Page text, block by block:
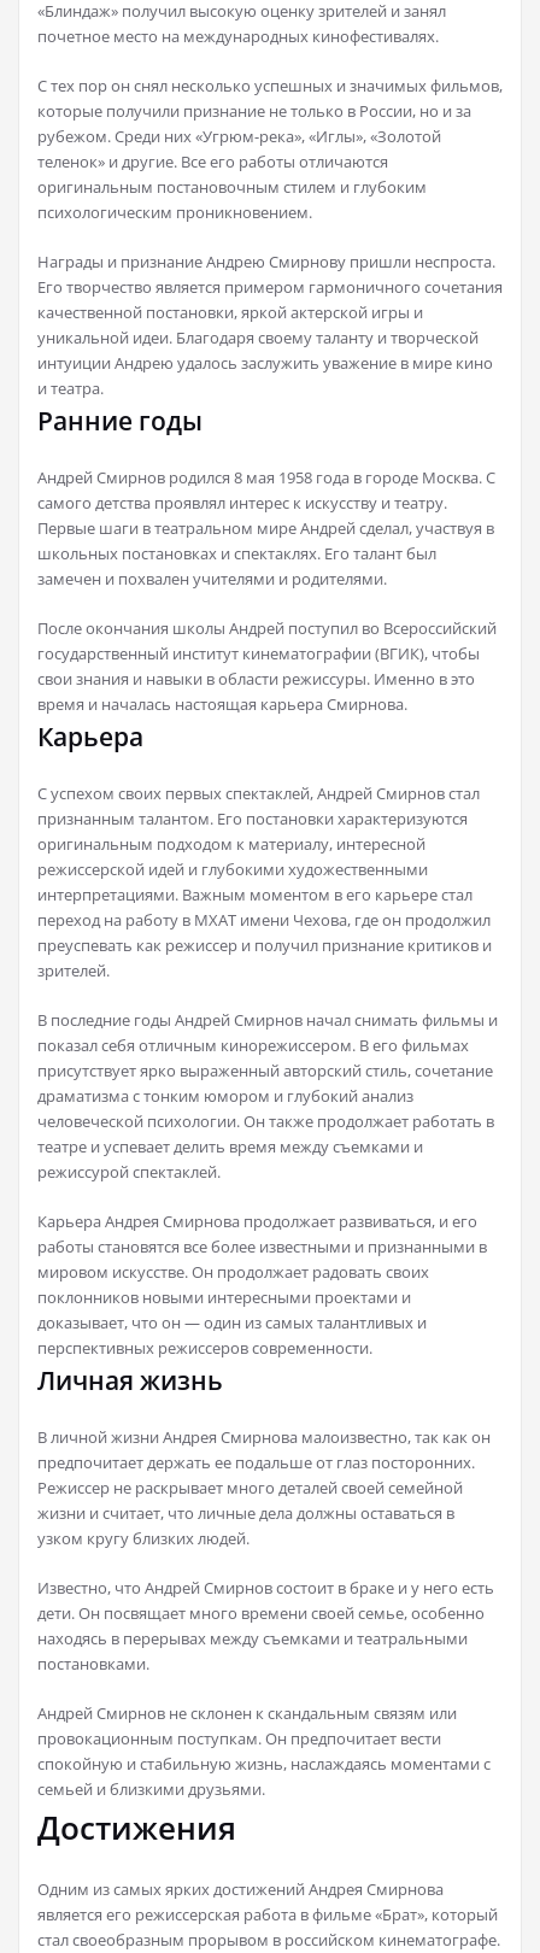
«Блиндаж» получил высокую оценку зрителей и занял
почетное место на международных кинофестивалях.
С тех пор он снял несколько успешных и значимых фильмов,
которые получили признание не только в России, но и за
рубежом. Среди них «Угрюм-река», «Иглы», «Золотой
теленок» и другие. Все его работы отличаются
оригинальным постановочным стилем и глубоким
психологическим проникновением.
Награды и признание Андрею Смирнову пришли неспроста.
Его творчество является примером гармоничного сочетания
качественной постановки, яркой актерской игры и
уникальной идеи. Благодаря своему таланту и творческой
интуиции Андрею удалось заслужить уважение в мире кино
и театра.
Ранние годы
Андрей Смирнов родился 8 мая 1958 года в городе Москва. С
самого детства проявлял интерес к искусству и театру.
Первые шаги в театральном мире Андрей сделал, участвуя в
школьных постановках и спектаклях. Его талант был
замечен и похвален учителями и родителями.
После окончания школы Андрей поступил во Всероссийский
государственный институт кинематографии (ВГИК), чтобы
свои знания и навыки в области режиссуры. Именно в это
время и началась настоящая карьера Смирнова.
Карьера
С успехом своих первых спектаклей, Андрей Смирнов стал
признанным талантом. Его постановки характеризуются
оригинальным подходом к материалу, интересной
режиссерской идей и глубокими художественными
интерпретациями. Важным моментом в его карьере стал
переход на работу в МХАТ имени Чехова, где он продолжил
преуспевать как режиссер и получил признание критиков и
зрителей.
В последние годы Андрей Смирнов начал снимать фильмы и
показал себя отличным кинорежиссером. В его фильмах
присутствует ярко выраженный авторский стиль, сочетание
драматизма с тонким юмором и глубокий анализ
человеческой психологии. Он также продолжает работать в
театре и успевает делить время между съемками и
режиссурой спектаклей.
Карьера Андрея Смирнова продолжает развиваться, и его
работы становятся все более известными и признанными в
мировом искусстве. Он продолжает радовать своих
поклонников новыми интересными проектами и
доказывает, что он — один из самых талантливых и
перспективных режиссеров современности.
Личная жизнь
В личной жизни Андрея Смирнова малоизвестно, так как он
предпочитает держать ее подальше от глаз посторонних.
Режиссер не раскрывает много деталей своей семейной
жизни и считает, что личные дела должны оставаться в
узком кругу близких людей.
Известно, что Андрей Смирнов состоит в браке и у него есть
дети. Он посвящает много времени своей семье, особенно
находясь в перерывах между съемками и театральными
постановками.
Андрей Смирнов не склонен к скандальным связям или
провокационным поступкам. Он предпочитает вести
спокойную и стабильную жизнь, наслаждаясь моментами с
семьей и близкими друзьями.
Достижения
Одним из самых ярких достижений Андрея Смирнова
является его режиссерская работа в фильме «Брат», который
стал своеобразным прорывом в российском кинематографе.